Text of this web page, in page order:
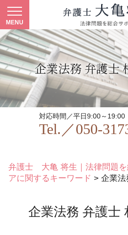
企業法務 弁護士
対応時間／平日9:00～19:00
Tel.／050-
弁護士 大亀 将生｜法律問題を
アに関するキーワード > 企業
企業法務 弁護士